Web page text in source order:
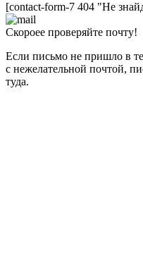
[contact-form-7 404 "Не
Скороее проверяйте почту!
Если письмо не пришло в
с нежелательной почтой,
туда.